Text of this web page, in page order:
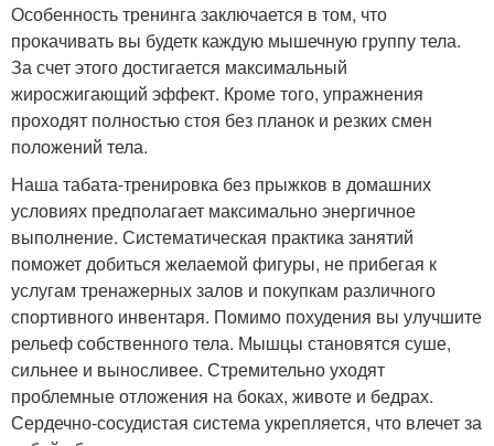
Особенность тренинга заключается в том, что
прокачивать вы будетк каждую мышечную группу тела.
За счет этого достигается максимальный
жиросжигающий эффект. Кроме того, упражнения
проходят полностью стоя без планок и резких смен
положений тела.
Наша табата-тренировка без прыжков в домашних
условиях предполагает максимально энергичное
выполнение. Систематическая практика занятий
поможет добиться желаемой фигуры, не прибегая к
услугам тренажерных залов и покупкам различного
спортивного инвентаря. Помимо похудения вы улучшите
рельеф собственного тела. Мышцы становятся суше,
сильнее и выносливее. Стремительно уходят
проблемные отложения на боках, животе и бедрах.
Сердечно-сосудистая система укрепляется, что влечет за